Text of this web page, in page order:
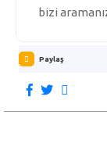
bizi
Paylaş